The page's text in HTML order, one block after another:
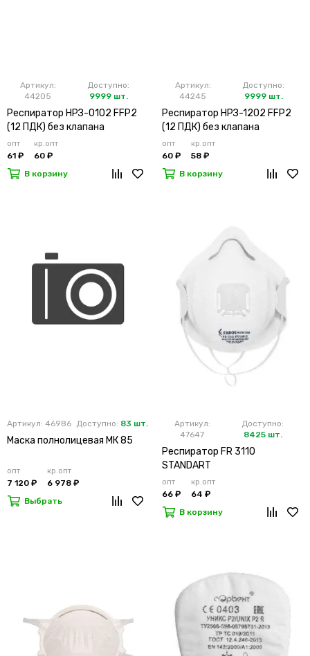
Артикул:
44205
Доступно:
9999 шт.
Респиратор НРЗ-0102 FFP2
(12 ПДК) без клапана
(х10х500)
опт
61 ₽
кр.опт
60 ₽
В корзину
Артикул:
44245
Доступно:
9999 шт.
Респиратор НРЗ-1202 FFP2
(12 ПДК) без клапана
(х20х500)
опт
60 ₽
кр.опт
58 ₽
В корзину
Артикул: 46986 Доступно: 83 шт.
Маска полнолицевая МК 85
опт
7 120 ₽
кр.опт
6 978 ₽
Выбрать
Артикул:
47647
Доступно:
8425 шт.
Респиратор FR 3110
STANDART
опт
66 ₽
кр.опт
64 ₽
В корзину